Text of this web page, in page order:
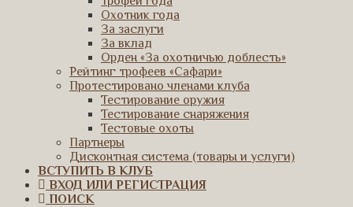
Охотник года
За заслуги
За вклад
Орден «За охотничью доблесть»
Рейтинг трофеев «Сафари»
Протестировано членами клуба
Тестирование оружия
Тестирование снаряжения
Тестовые охоты
Партнеры
Дисконтная система (товары и услуги)
ВСТУПИТЬ В КЛУБ
ВХОД ИЛИ РЕГИСТРАЦИЯ
ПОИСК